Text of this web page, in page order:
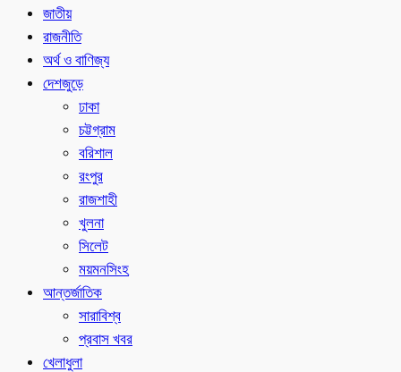
জাতীয়
রাজনীতি
অর্থ ও বাণিজ্য
দেশজুড়ে
ঢাকা
চট্টগ্রাম
বরিশাল
রংপুর
রাজশাহী
খুলনা
সিলেট
ময়মনসিংহ
আন্তর্জাতিক
সারাবিশ্ব
প্রবাস খবর
খেলাধুলা